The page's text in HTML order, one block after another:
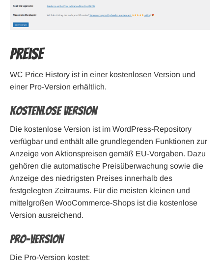
Preise
WC Price History ist in einer kostenlosen Version und
einer Pro-Version erhältlich.
Kostenlose Version
Die kostenlose Version ist im WordPress-Repository
verfügbar und enthält alle grundlegenden Funktionen zur
Anzeige von Aktionspreisen gemäß EU-Vorgaben. Dazu
gehören die automatische Preisüberwachung sowie die
Anzeige des niedrigsten Preises innerhalb des
festgelegten Zeitraums. Für die meisten kleinen und
mittelgroßen WooCommerce-Shops ist die kostenlose
Version ausreichend.
Pro-Version
Die Pro-Version kostet: